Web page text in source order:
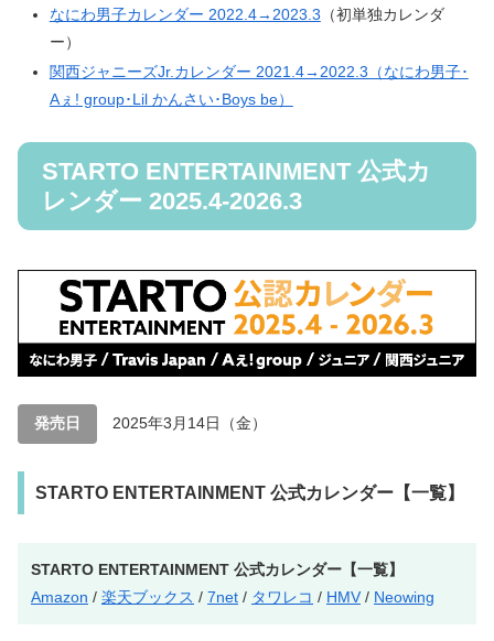
なにわ男子カレンダー 2022.4→2023.3 （初単独カレンダ
ー）
関西ジャニーズJr.カレンダー 2021.4→2022.3（なにわ男子･
Aぇ! group･Lil かんさい･Boys be）
STARTO ENTERTAINMENT 公式カ
レンダー 2025.4-2026.3
発売日 2025年3月14日（金）
STARTO ENTERTAINMENT 公式カレンダー【一覧】
STARTO ENTERTAINMENT 公式カレンダー【一覧】
Amazon / 楽天ブックス / 7net / タワレコ / HMV / Neowing